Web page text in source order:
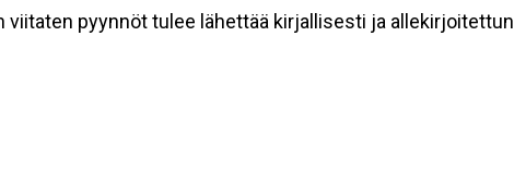
viitaten pyynnöt tulee lähettää kirjallisesti ja